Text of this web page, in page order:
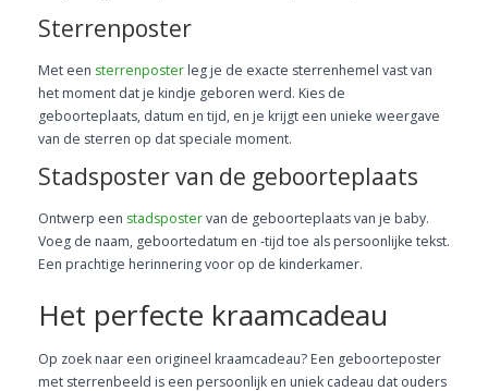
Sterrenposter
Met een sterrenposter leg je de exacte sterrenhemel vast van
het moment dat je kindje geboren werd. Kies de
geboorteplaats, datum en tijd, en je krijgt een unieke weergave
van de sterren op dat speciale moment.
Stadsposter van de geboorteplaats
Ontwerp een stadspostervan de geboorteplaats van je baby.
Voeg de naam, geboortedatum en -tijd toe als persoonlijke tekst.
Een prachtige herinnering voor op de kinderkamer.
Het perfecte kraamcadeau
Op zoek naar een origineel kraamcadeau? Een geboorteposter
met sterrenbeeld is een persoonlijk en uniek cadeau dat ouders